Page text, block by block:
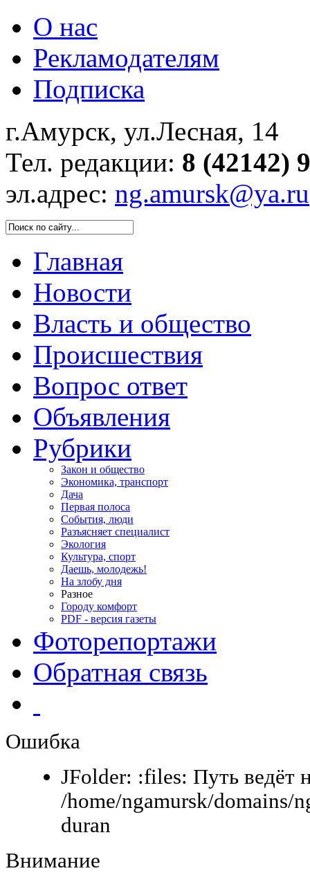
О нас
Рекламодателям
Подписка
г.Амурск, ул.Лесная, 14
Тел. редакции: 8 (42142)
эл.адрес: ng.amursk@ya.ru
Главная
Новости
Власть и общество
Происшествия
Вопрос ответ
Объявления
Рубрики
Закон и общество
Экономика, транспорт
Дача
Первая полоса
События, люди
Разъясняет специалист
Экология
Культура, спорт
Даешь, молодежь!
На злобу дня
Разное
Городу комфорт
PDF - версия газеты
Фоторепортажи
Обратная связь
Ошибка
JFolder: :files: Путь ведёт
/home/ngamursk/domains/
duran
Внимание